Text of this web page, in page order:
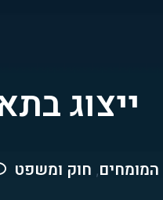
ייצוג
המומחים, חוק ומשפט